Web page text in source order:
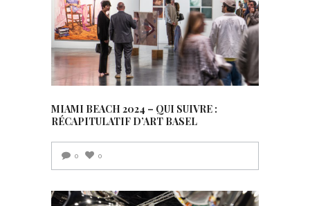
MIAMI BEACH 2024 – QUI SUIVRE :
RÉCAPITULATIF D’ART BASEL
0 0